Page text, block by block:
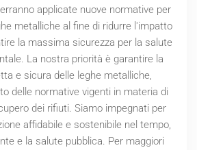
applicate nuove normative per
metalliche al fine di ridurre l'impatto
la massima sicurezza per la salute
La nostra priorità è garantire la
e sicura delle leghe metalliche,
delle normative vigenti in materia di
dei rifiuti. Siamo impegnati per
affidabile e sostenibile nel tempo,
e la salute pubblica. Per maggiori